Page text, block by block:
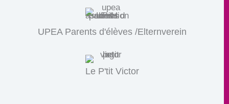
UPEA Parents d'élèves /Elternverein
Le P'tit Victor